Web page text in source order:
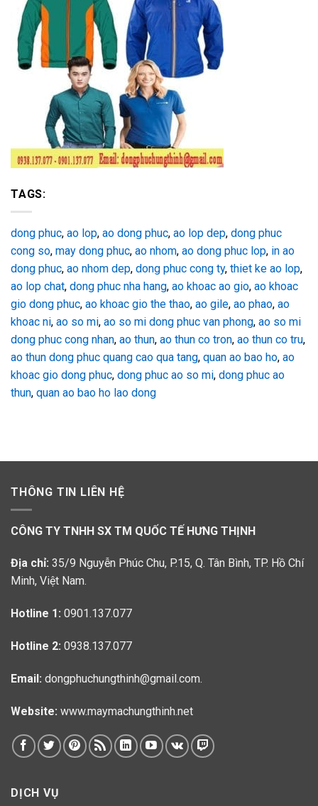
TAGS:
dong phuc, ao lop, ao dong phuc, ao lop dep, dong phuc
cong so, may dong phuc, ao nhom, ao dong phuc lop, in ao
dong phuc, ao nhom dep, dong phuc cong ty, thiet ke ao lop,
ao lop chat, dong phuc nha hang, ao khoac ao gio, ao khoac
gio dong phuc, ao khoac gio the thao, ao gile, ao phao, ao
khoac ni, ao so mi, ao so mi dong phuc van phong, ao so mi
dong phuc cong nhan, ao thun, ao thun co tron, ao thun co tru,
ao thun dong phuc quang cao qua tang, quan ao bao ho, ao
khoac gio dong phuc, dong phuc ao so mi, dong phuc ao
thun, quan ao bao ho lao dong
THÔNG TIN LIÊN HỆ
CÔNG TY TNHH SX TM QUỐC TẾ HƯNG THỊNH
Địa chỉ: 35/9 Nguyễn Phúc Chu, P.15, Q. Tân Bình, TP. Hồ Chí
Minh, Việt Nam.
Hotline 1: 0901.137.077
Hotline 2: 0938.137.077
Email: dongphuchungthinh@gmail.com.
Website: www.maymachungthinh.net
DỊCH VỤ